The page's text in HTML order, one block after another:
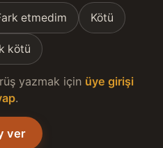
etmedim Kötü
kötü
yazmak için üye girişi
.
ver